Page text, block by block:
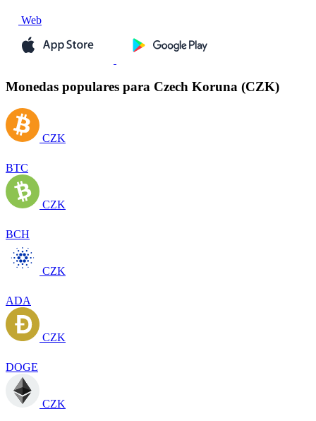
Web
Monedas populares para Czech Koruna (CZK)
CZK
BTC
CZK
BCH
CZK
ADA
CZK
DOGE
CZK